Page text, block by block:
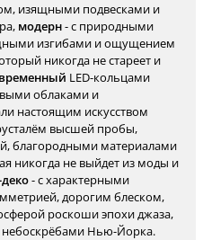
изящными подвесками и
модерн- с природными
изгибами и ощущением
никогда не стареет и
LED-кольцами
облаками и
настоящим искусством
высшей пробы,
благородными материалами
никогда не выйдет из моды и
- с характерными
дорогим блеском,
роскоши эпохи джаза,
небоскрёбами Нью-Йорка.